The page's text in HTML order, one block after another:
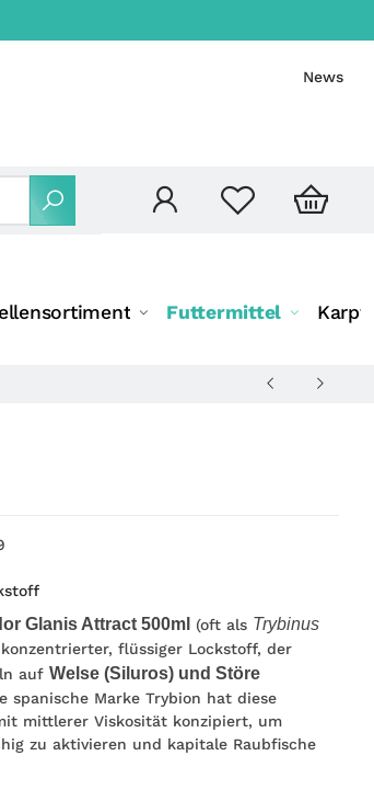
News
Futtermittel
Glanis Attract 500ml (oft als Trybinus
flüssiger Lockstoff, der
auf Welse (Siluros) und Störe
spanische Marke Trybion hat diese
mittlerer Viskosität konzipiert, um
zu aktivieren und kapitale Raubfische